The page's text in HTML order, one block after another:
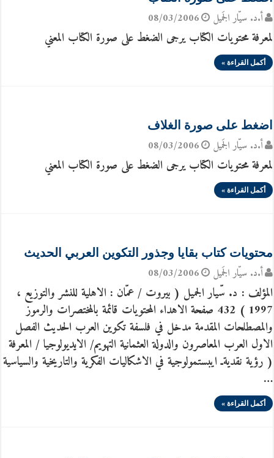
أ.د. سيّار الجَميل 08/03/2006
لمعرفة محتويات الكتاب يرجى الضغط على صورة الكتاب المعني
أكمل القراءة »
اضغط على صورة الغلاف
أ.د. سيّار الجَميل 08/03/2006
لمعرفة محتويات الكتاب يرجى الضغط على صورة الكتاب المعني
أكمل القراءة »
محتويات كتاب بقايا وجذور التكوين العربي الحديث
أ.د. سيّار الجَميل 08/03/2006
المؤلف : د. سّيار الجميل ( بيروت / عمّان : الاهلية للنشر والتوزيع ،
1997 ) 432 صفحة الاهداء المحتويات قائمة بالمختصرات والرموز
والمصطلحات المقدمة مدخل في فلسفة تكوين العرب الحديث الفصل
الاول العرب المعاصرون والدولة العثمانية التهويم/ الايديولوجيا / المعرفة
( رؤية نقديةـ ايبستمولوجية في الاشكاليات الفكرية والتاريخية والسياسية
…
أكمل القراءة »